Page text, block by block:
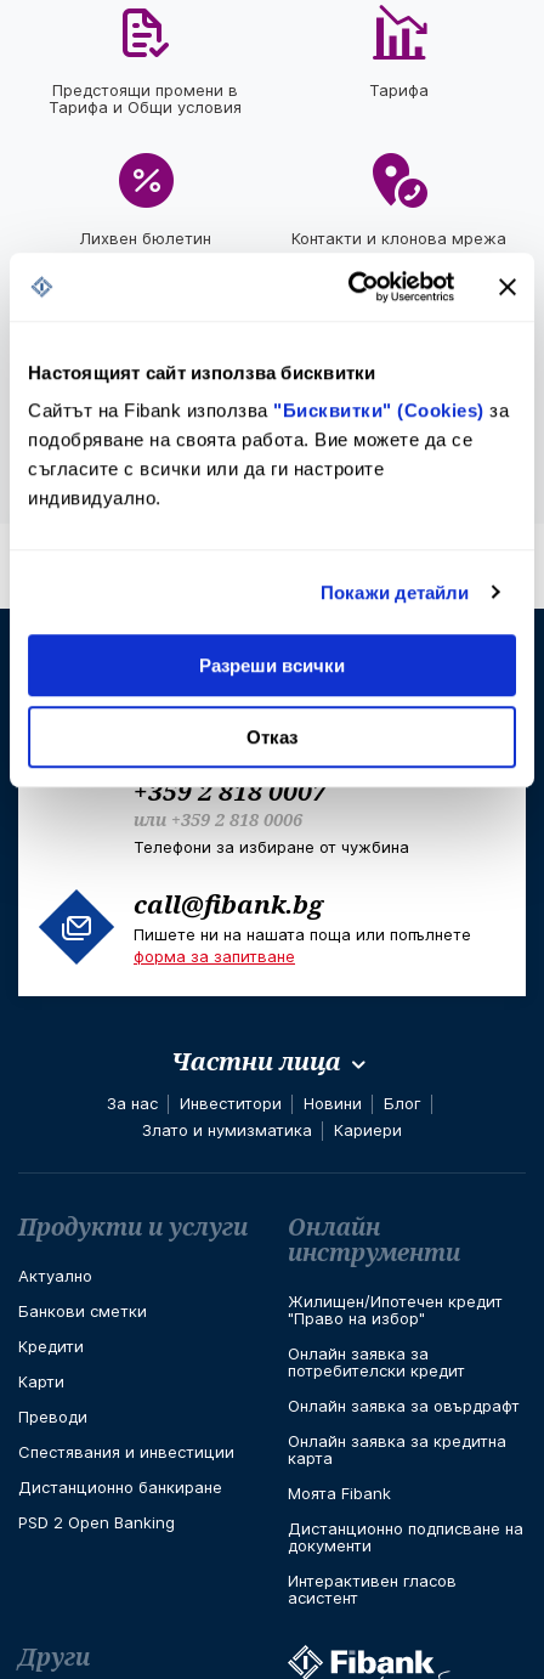
Настоящият сайт използва бисквитки
Сайтът на Fibank използва "Бисквитки" (Cookies) за
подобряване на своята работа. Вие можете да се
съгласите с всички или да ги настроите
индивидуално.
Покажи детайли
Разреши всички
Отказ
Предстоящи промени в
Тарифа и Общи условия
Тарифа
Лихвен бюлетин Контакти и клонова мрежа
За еврото
Кратък номер за достъп от стационарни и
0800 11 011
Достъпен и безплатен само за абонати на
фиксирани услуги на VIVACOM
+359 2 818 0007
или +359 2 818 0006
Телефони за избиране от чужбина
call@fibank.bg
Пишете ни на нашата поща или попълнете
форма за запитване
Частни лица
За нас Инвеститори Новини
Блог
Злато и нумизматика
Кариери
Футър навигация
Продукти и услуги
Актуално
Банкови сметки
Кредити
Карти
Преводи
Спестявания и инвестиции
Дистанционно банкиране
PSD 2 Open Banking
Онлайн
инструменти
Жилищен/Ипотечен кредит
"Право на избор"
Онлайн заявка за
потребителски кредит
Онлайн заявка за овърдрафт
Онлайн заявка за кредитна
карта
Моята Fibank
Дистанционно подписване на
документи
Интерактивен гласов
асистент
Други